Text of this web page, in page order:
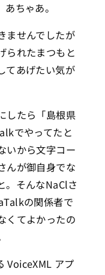
ちゃあ。
ませんでしたが
られたまつもと
てあげたい気が
したら「島根県
でやってたと
いから文字コー
んが御自身でな
。そんなNaClさ
の関係者で
くてよかったの
VoiceXML アプ